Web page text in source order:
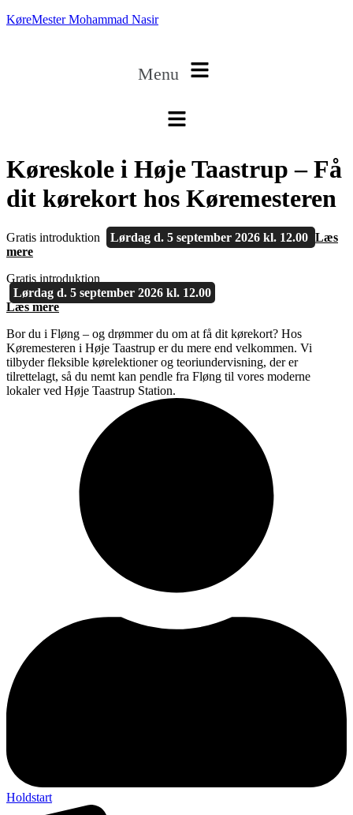
KøreMester Mohammad Nasir
Menu
Køreskole i Høje Taastrup – Få
dit kørekort hos Køremesteren
Gratis introduktion Lørdag d. 5 september 2026 kl. 12.00 Læs
mere
Gratis introduktion
Lørdag d. 5 september 2026 kl. 12.00
Læs mere
Bor du i Fløng – og drømmer du om at få dit kørekort? Hos
Køremesteren i Høje Taastrup er du mere end velkommen. Vi
tilbyder fleksible kørelektioner og teoriundervisning, der er
tilrettelagt, så du nemt kan pendle fra Fløng til vores moderne
lokaler ved Høje Taastrup Station.
Holdstart